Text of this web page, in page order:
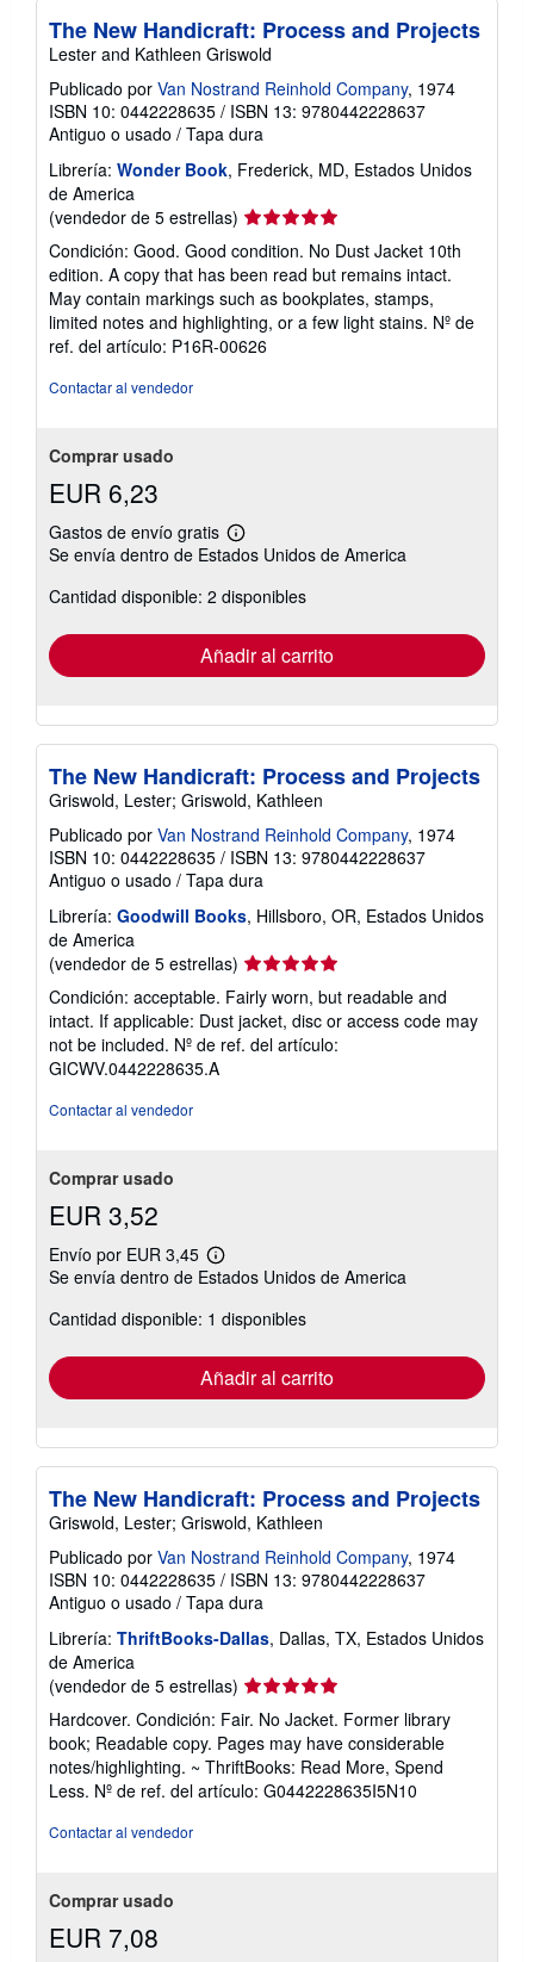
The New Handicraft: Process and Projects
Lester and Kathleen Griswold
Publicado por Van Nostrand Reinhold Company, 1974
ISBN 10: 0442228635 / ISBN 13: 9780442228637
Antiguo o usado / Tapa dura
Librería: Wonder Book, Frederick, MD, Estados Unidos
de America
(vendedor de 5 estrellas) Calificación
vendedor:
5
de
5
estrellas
Condición: Good. Good condition. No Dust Jacket 10th
edition. A copy that has been read but remains intact.
May contain markings such as bookplates, stamps,
limited notes and highlighting, or a few light stains. Nº de
ref. del artículo: P16R-00626
Contactar al vendedor
Comprar usado
EUR 6,23
Gastos de envío gratis
Más
información
las
tarifas
envío
Se envía dentro de Estados Unidos de America
Cantidad disponible: 2 disponibles
Añadir al carrito
The New Handicraft: Process and Projects
Griswold, Lester; Griswold, Kathleen
Publicado por Van Nostrand Reinhold Company, 1974
ISBN 10: 0442228635 / ISBN 13: 9780442228637
Antiguo o usado / Tapa dura
Librería: Goodwill Books, Hillsboro, OR, Estados Unidos
de America
(vendedor de 5 estrellas) Calificación
del
vendedor:
5
de
Condición: acceptable. Fairly worn, but readable and
intact. If applicable: Dust jacket, disc or access code may
not be included. Nº de ref. del artículo:
GICWV.0442228635.A
Contactar al vendedor
Comprar usado
EUR 3,52
Envío por EUR 3,45
Más
información
las
tarifas
envío
Se envía dentro de Estados Unidos de America
Cantidad disponible: 1 disponibles
Añadir al carrito
The New Handicraft: Process and Projects
Griswold, Lester; Griswold, Kathleen
Publicado por Van Nostrand Reinhold Company, 1974
ISBN 10: 0442228635 / ISBN 13: 9780442228637
Antiguo o usado / Tapa dura
Librería: ThriftBooks-Dallas, Dallas, TX, Estados Unidos
de America
(vendedor de 5 estrellas) Calificación
del
vendedor:
5
de
5
Hardcover. Condición: Fair. No Jacket. Former library
book; Readable copy. Pages may have considerable
notes/highlighting. ~ ThriftBooks: Read More, Spend
Less. Nº de ref. del artículo: G0442228635I5N10
Contactar al vendedor
Comprar usado
EUR 7,08